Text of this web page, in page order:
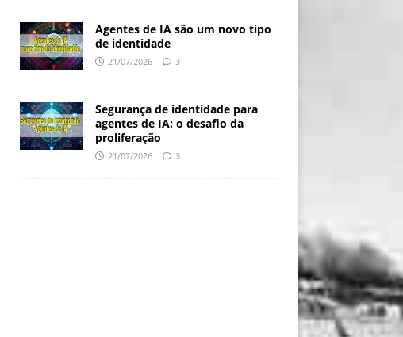
Agentes de IA são um novo tipo
de identidade
21/07/2026 3
Segurança de identidade para
agentes de IA: o desafio da
proliferação
21/07/2026 3